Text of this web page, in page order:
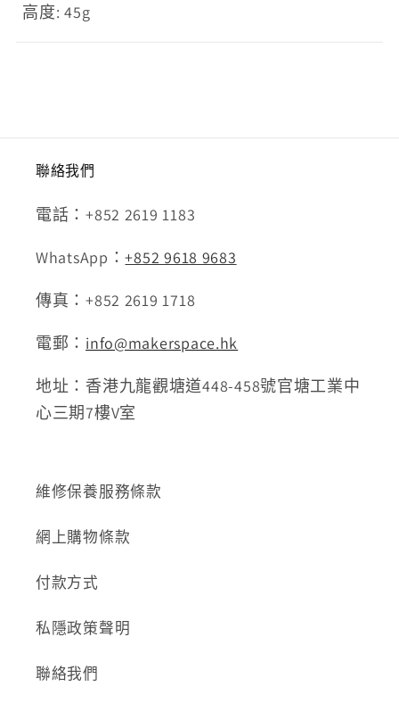
高度: 45g
聯絡我們
電話：+852 2619 1183
WhatsApp：+852 9618 9683
傳真：+852 2619 1718
電郵： info@makerspace.hk
地址：香港九龍觀塘道448-458號官塘工業中
心三期7樓V室
維修保養服務條款
網上購物條款
付款方式
私隱政策聲明
聯絡我們